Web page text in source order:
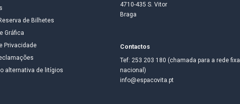
de Bilhetes
Gráfica
Privacidade
alternativa de litígios
4710-435 S. Vitor
Braga
Contactos
Tef: 253 203 180 (chamada para a rede fixa
nacional)
info@espacovita.pt